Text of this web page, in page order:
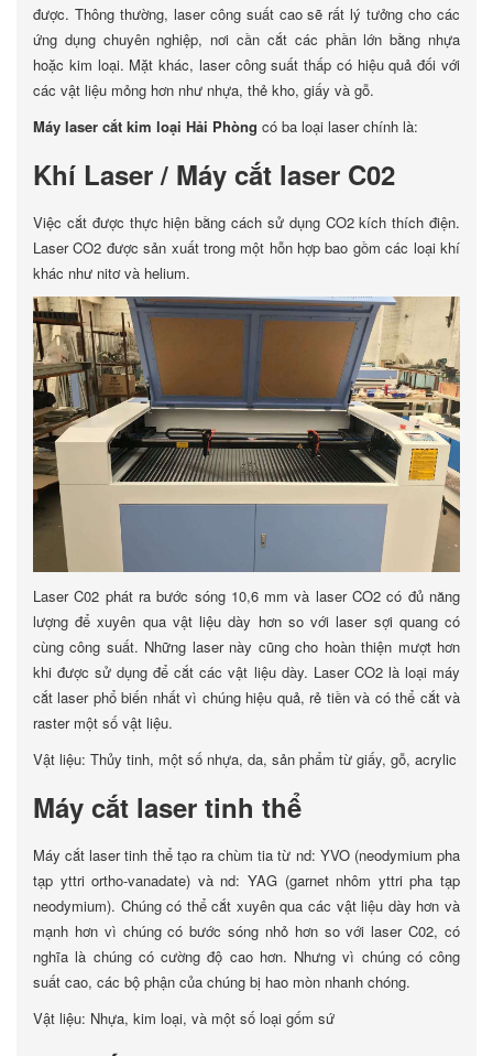
được. Thông thường, laser công suất cao sẽ rất lý tưởng cho các
ứng dụng chuyên nghiệp, nơi cần cắt các phần lớn bằng nhựa
hoặc kim loại. Mặt khác, laser công suất thấp có hiệu quả đối với
các vật liệu mỏng hơn như nhựa, thẻ kho, giấy và gỗ.
Máy laser cắt kim loại Hải Phòng có ba loại laser chính là:
Khí Laser / Máy cắt laser C02
Việc cắt được thực hiện bằng cách sử dụng CO2 kích thích điện.
Laser CO2 được sản xuất trong một hỗn hợp bao gồm các loại khí
khác như nitơ và helium.
Laser C02 phát ra bước sóng 10,6 mm và laser CO2 có đủ năng
lượng để xuyên qua vật liệu dày hơn so với laser sợi quang có
cùng công suất. Những laser này cũng cho hoàn thiện mượt hơn
khi được sử dụng để cắt các vật liệu dày. Laser CO2 là loại máy
cắt laser phổ biến nhất vì chúng hiệu quả, rẻ tiền và có thể cắt và
raster một số vật liệu.
Vật liệu: Thủy tinh, một số nhựa, da, sản phẩm từ giấy, gỗ, acrylic
Máy cắt laser tinh thể
Máy cắt laser tinh thể tạo ra chùm tia từ nd: YVO (neodymium pha
tạp yttri ortho-vanadate) và nd: YAG (garnet nhôm yttri pha tạp
neodymium). Chúng có thể cắt xuyên qua các vật liệu dày hơn và
mạnh hơn vì chúng có bước sóng nhỏ hơn so với laser C02, có
nghĩa là chúng có cường độ cao hơn. Nhưng vì chúng có công
suất cao, các bộ phận của chúng bị hao mòn nhanh chóng.
Vật liệu: Nhựa, kim loại, và một số loại gốm sứ